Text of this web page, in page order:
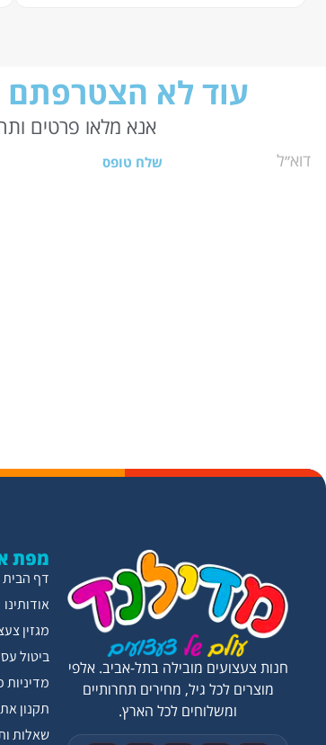
עוד לא הצטרפתם
אנא מלאו פרטים
שלח טופס
מפת
דף הבית
אודותינו
מגזין
ביטול
מדיניות
תקנון
שאלות
חנות צעצועים מובילה בתל-אביב. אלפי
מוצרים לכל גיל, מחירים תחרותיים
ומשלוחים לכל הארץ.